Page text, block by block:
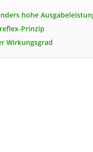
hohe
Prinzip
Wirkungsgrad